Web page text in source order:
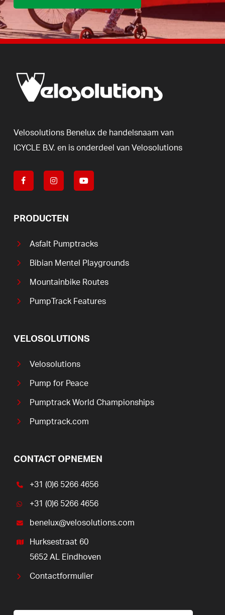
Velosolutions Benelux de handelsnaam van
ICYCLE B.V. en is onderdeel van Velosolutions
PRODUCTEN
Asfalt Pumptracks
Bibian Mentel Playgrounds
Mountainbike Routes
PumpTrack Features
VELOSOLUTIONS
Velosolutions
Pump for Peace
Pumptrack World Championships
Pumptrack.com
CONTACT OPNEMEN
+31 (0)6 5266 4656
+31 (0)6 5266 4656
benelux@velosolutions.com
Hurksestraat 60
5652 AL Eindhoven
Contactformulier